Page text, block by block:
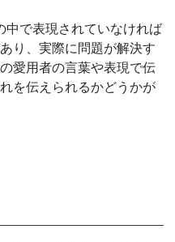
中で表現されていなければ
り、実際に問題が解決す
愛用者の言葉や表現で伝
を伝えられるかどうかが